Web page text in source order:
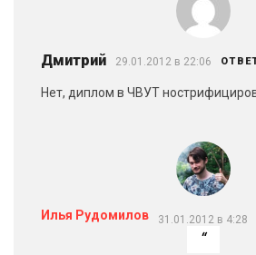
Дмитрий 29.01.2012 в 22:06
Нет, диплом в ЧВУТ
Илья Рудомилов 31.01.2012 в 4:28